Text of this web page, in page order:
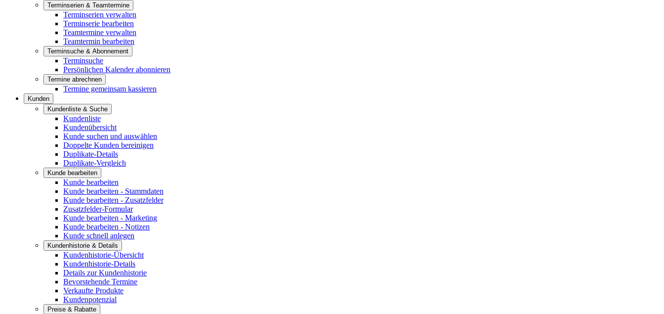
Terminserien & Teamtermine
Terminserien verwalten
Terminserie bearbeiten
Teamtermine verwalten
Teamtermin bearbeiten
Terminsuche & Abonnement
Terminsuche
Persönlichen Kalender abonnieren
Termine abrechnen
Termine gemeinsam kassieren
Kunden
Kundenliste & Suche
Kundenliste
Kundenübersicht
Kunde suchen und auswählen
Doppelte Kunden bereinigen
Duplikate-Details
Duplikate-Vergleich
Kunde bearbeiten
Kunde bearbeiten
Kunde bearbeiten - Stammdaten
Kunde bearbeiten - Zusatzfelder
Zusatzfelder-Formular
Kunde bearbeiten - Marketing
Kunde bearbeiten - Notizen
Kunde schnell anlegen
Kundenhistorie & Details
Kundenhistorie-Übersicht
Kundenhistorie-Details
Details zur Kundenhistorie
Bevorstehende Termine
Verkaufte Produkte
Kundenpotenzial
Preise & Rabatte